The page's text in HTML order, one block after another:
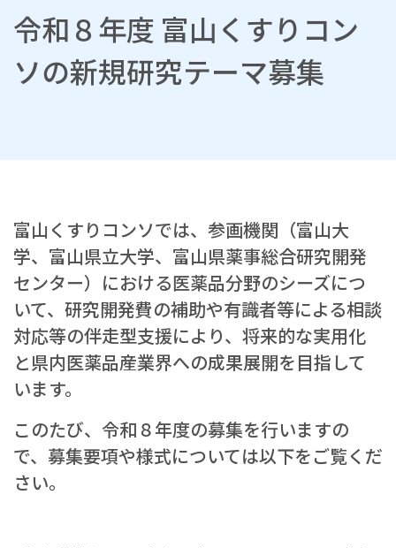
令和８年度 富山くすりコン
ソの新規研究テーマ募集
富山くすりコンソでは、参画機関（富山大
学、富山県立大学、富山県薬事総合研究開発
センター）における医薬品分野のシーズにつ
いて、研究開発費の補助や有識者等による相談
対応等の伴走型支援により、将来的な実用化
と県内医薬品産業界への成果展開を目指して
います。
このたび、令和８年度の募集を行いますの
で、募集要項や様式については以下をご覧くだ
さい。